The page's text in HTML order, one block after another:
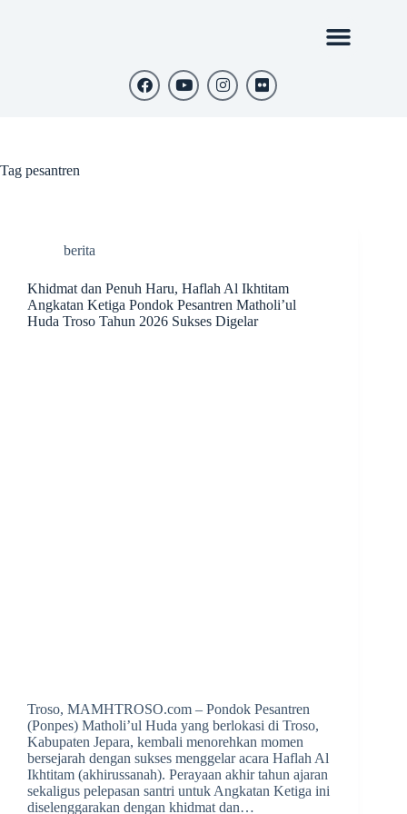
Tag pesantren
berita
Khidmat dan Penuh Haru, Haflah Al Ikhtitam
Angkatan Ketiga Pondok Pesantren Matholi’ul
Huda Troso Tahun 2026 Sukses Digelar
Troso, MAMHTROSO.com – Pondok Pesantren
(Ponpes) Matholi’ul Huda yang berlokasi di Troso,
Kabupaten Jepara, kembali menorehkan momen
bersejarah dengan sukses menggelar acara Haflah Al
Ikhtitam (akhirussanah). Perayaan akhir tahun ajaran
sekaligus pelepasan santri untuk Angkatan Ketiga ini
diselenggarakan dengan khidmat dan…